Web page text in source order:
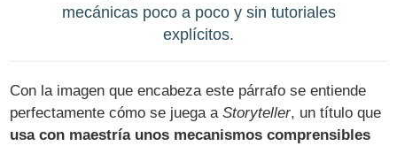
mecánicas poco a poco y sin tutoriales
explícitos.
Con la imagen que encabeza este párrafo se entiende
perfectamente cómo se juega aStoryteller, un título que
usa con maestría unos mecanismos comprensibles